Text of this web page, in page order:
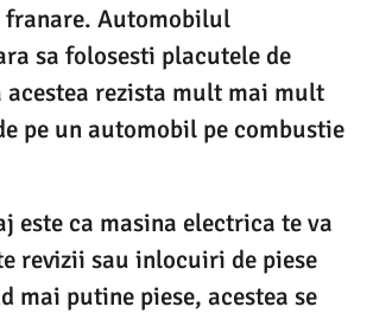
Automobilul
sa folosesti placutele de
acestea rezista mult mai mult
pe un automobil pe combustie
este ca masina electrica te va
revizii sau inlocuiri de piese
mai putine piese, acestea se